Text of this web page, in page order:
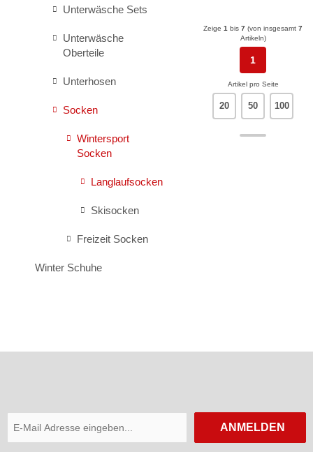
Unterwäsche Sets
Unterwäsche
Oberteile
Unterhosen
Socken
Wintersport
Socken
Langlaufsocken
Skisocken
Freizeit Socken
Winter Schuhe
Zeige 1 bis 7 (von insgesamt 7
Artikeln)
1
Artikel pro Seite
20 50 100
ANMELDEN